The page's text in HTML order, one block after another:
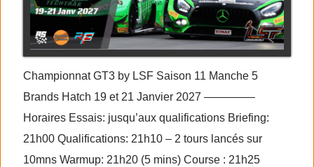
Championnat GT3 by LSF Saison 11 Manche 5
Brands Hatch 19 et 21 Janvier 2027 ————–
Horaires Essais: jusqu’aux qualifications Briefing:
21h00 Qualifications: 21h10 – 2 tours lancés sur
10mns Warmup: 21h20 (5 mins) Course : 21h25